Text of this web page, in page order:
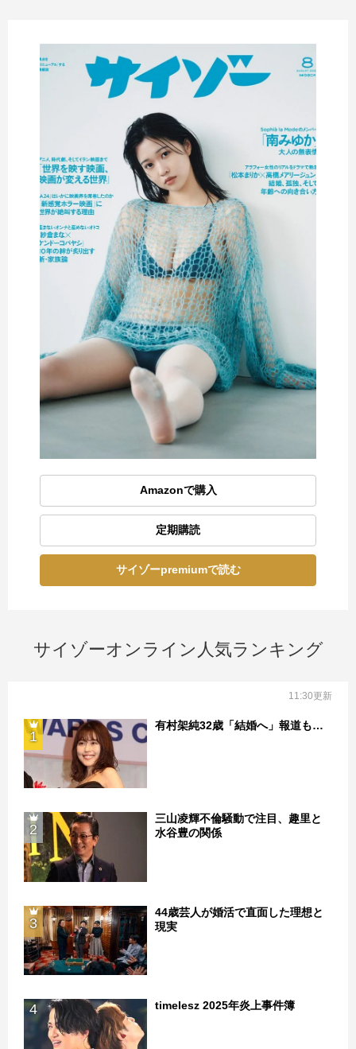
Amazonで購入
定期購読
サイゾーpremiumで読む
サイゾーオンライン人気ランキング
11:30更新
1
有村架純32歳「結婚へ」報道も…
2
三山凌輝不倫騒動で注目、趣里と
水谷豊の関係
3
44歳芸人が婚活で直面した理想と
現実
4 timelesz 2025年炎上事件簿